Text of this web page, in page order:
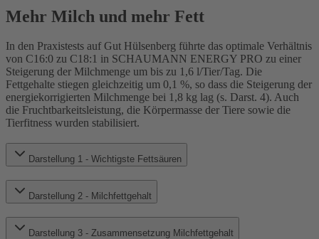
Mehr Milch und mehr Fett
In den Praxistests auf Gut Hülsenberg führte das optimale Verhältnis
von C16:0 zu C18:1 in SCHAUMANN ENERGY PRO zu einer
Steigerung der Milchmenge um bis zu 1,6 l/Tier/Tag. Die
Fettgehalte stiegen gleichzeitig um 0,1 %, so dass die Steigerung der
energiekorrigierten Milchmenge bei 1,8 kg lag (s. Darst. 4). Auch
die Fruchtbarkeitsleistung, die Körpermasse der Tiere sowie die
Tierfitness wurden stabilisiert.
Darstellung 1 - Wichtigste Fettsäuren
Darstellung 2 - Milchfettgehalt
Darstellung 3 - Zusammensetzung Milchfettgehalt